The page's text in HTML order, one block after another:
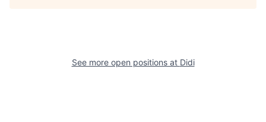
See more open positions at Didi